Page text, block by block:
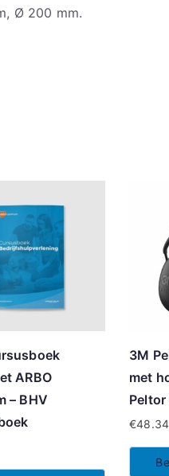
Ø 200 mm.
ARBO
– BHV
3M
met
Peltor
€48.34